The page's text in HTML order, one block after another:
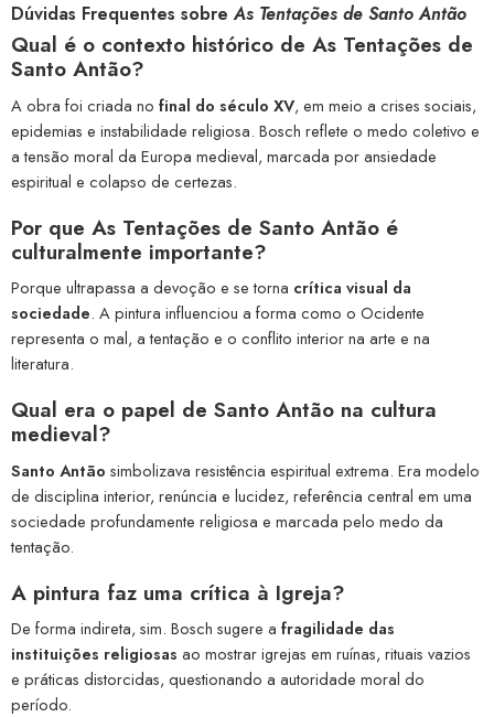
Dúvidas Frequentes sobreAs Tentações de Santo Antão
Qual é o contexto histórico de As Tentações de
Santo Antão?
A obra foi criada no final do século XV, em meio a crises sociais,
epidemias e instabilidade religiosa. Bosch reflete o medo coletivo e
a tensão moral da Europa medieval, marcada por ansiedade
espiritual e colapso de certezas.
Por que As Tentações de Santo Antão é
culturalmente importante?
Porque ultrapassa a devoção e se torna crítica visual da
sociedade. A pintura influenciou a forma como o Ocidente
representa o mal, a tentação e o conflito interior na arte e na
literatura.
Qual era o papel de Santo Antão na cultura
medieval?
Santo Antão simbolizava resistência espiritual extrema. Era modelo
de disciplina interior, renúncia e lucidez, referência central em uma
sociedade profundamente religiosa e marcada pelo medo da
tentação.
A pintura faz uma crítica à Igreja?
De forma indireta, sim. Bosch sugere a fragilidade das
instituições religiosas ao mostrar igrejas em ruínas, rituais vazios
e práticas distorcidas, questionando a autoridade moral do
período.